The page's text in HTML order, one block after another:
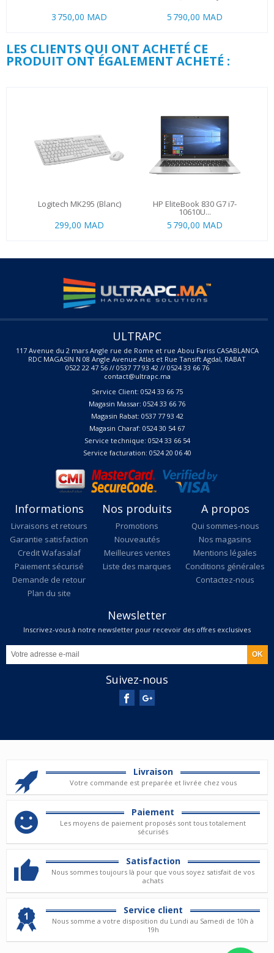
3 750,00 MAD 5 790,00 MAD
LES CLIENTS QUI ONT ACHETÉ CE
PRODUIT ONT ÉGALEMENT ACHETÉ :
Logitech MK295 (Blanc)
299,00 MAD
HP EliteBook 830 G7 i7-
10610U...
5 790,00 MAD
ULTRAPC
117 Avenue du 2 mars Angle rue de Rome et rue Abou Fariss CASABLANCA
RDC MAGASIN N 08 Angle Avenue Atlas et Rue Tansift Agdal, RABAT
0522 22 47 56 // 0537 77 93 42 // 0524 33 66 76
contact@ultrapc.ma
Service Client: 0524 33 66 75
Magasin Massar: 0524 33 66 76
Magasin Rabat: 0537 77 93 42
Magasin Charaf: 0524 30 54 67
Service technique: 0524 33 66 54
Service facturation: 0524 20 06 40
Informations
Livraisons et retours
Garantie satisfaction
Credit Wafasalaf
Paiement sécurisé
Demande de retour
Plan du site
Nos produits
Promotions
Nouveautés
Meilleures ventes
Liste des marques
A propos
Qui sommes-nous
Nos magasins
Mentions légales
Conditions générales
Contactez-nous
Newsletter
Inscrivez-vous à notre newsletter pour recevoir des offres exclusives
Suivez-nous
Livraison
Votre commande est preparée et livrée chez vous
Paiement
Les moyens de paiement proposés sont tous totalement
sécurisés
Satisfaction
Nous sommes toujours là pour que vous soyez satisfait de vos
achats
Service client
Nous somme a votre disposition du Lundi au Samedi de 10h à
19h